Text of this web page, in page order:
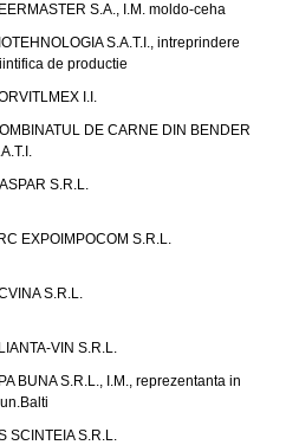
S.A., I.M. moldo-ceha
S.A.T.I., intreprindere
de productie
I.I.
DE CARNE DIN BENDER
S.R.L.
EXPOIMPOCOM S.R.L.
S.R.L.
VIN S.R.L.
BUNA S.R.L., I.M., reprezentanta in
SCINTEIA S.R.L.